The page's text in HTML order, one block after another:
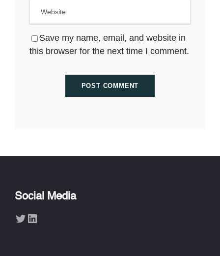
Save my name, email, and website in
this browser for the next time I comment.
Social Media
Twitter LinkedIn